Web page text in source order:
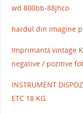
wd 800bb-88jhco
hardul din imagine
Imprimantă vintage
negative / pozitive
INSTRUMENT
ETC 18 KG